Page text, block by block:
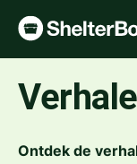
Ontdek de